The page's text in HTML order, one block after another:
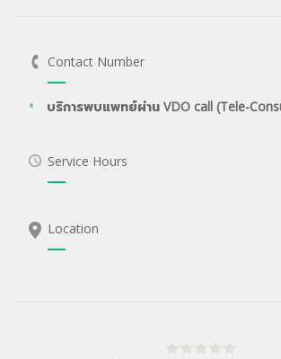
Contact Number
บริการพบแพทย์ผ่าน VDO call (Tele-
Service Hours
Location